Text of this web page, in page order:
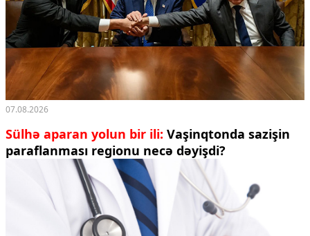
07.08.2026
Sülhə aparan yolun bir ili: Vaşinqtonda sazişin
paraflanması regionu necə dəyişdi?